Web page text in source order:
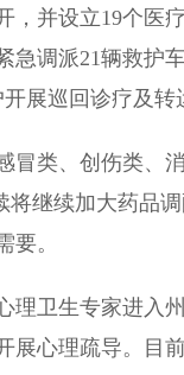
并设立19个医
调派21辆救护
展巡回诊疗及转
类、创伤类、
继续加大药品
要。
卫生专家进入
展心理疏导。目